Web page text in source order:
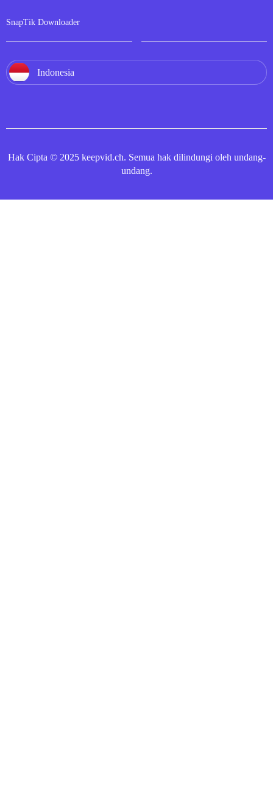
SnapTik Downloader
Indonesia
Hak Cipta © 2025 keepvid.ch. Semua hak dilindungi oleh undang-
undang.